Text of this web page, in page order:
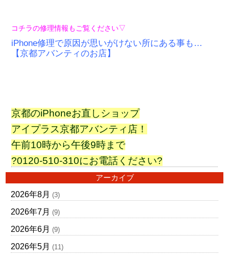
コチラの修理情報もご覧ください▽
iPhone修理で原因が思いがけない所にある事も…
【京都アバンティのお店】
京都のiPhoneお直しショップ
アイプラス京都アバンティ店！
午前10時から午後9時まで
?0120-510-310にお電話ください?
アーカイブ
2026年8月 (3)
2026年7月 (9)
2026年6月 (9)
2026年5月 (11)